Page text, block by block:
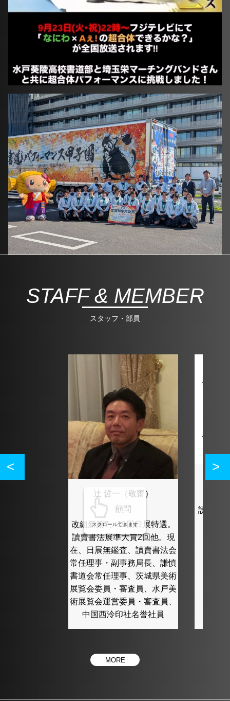
スタッフ・部員
STAFF & MEMBER
辻 哲一（敬齋）
顧問
改組新第7、11回日展特選。
讀賣書法展準大賞2回他。現
在、日展無鑑査、讀賣書法会
常任理事・副事務局長、謙慎
書道会常任理事、茨城県美術
展覧会委員・審査員、水戸美
術展覧会運営委員・審査員、
中国西泠印社名誉社員
讀賣書
スクロールできます
MORE